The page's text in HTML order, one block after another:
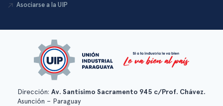
Asociarse a la UIP
Dirección: Av. Santísimo Sacramento 945 c/Prof. Chávez.
Asunción – Paraguay